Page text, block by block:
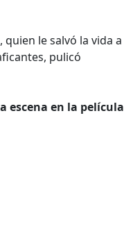
le salvó la vida a
pulicó
escena en la película